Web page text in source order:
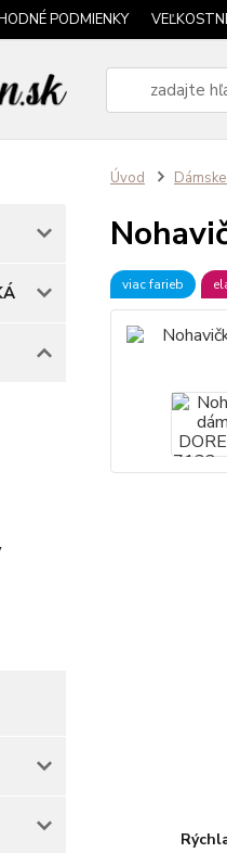
PODMIENKY
Úvod
viac farieb